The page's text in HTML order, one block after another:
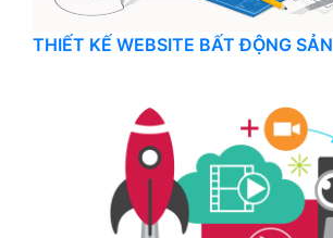
THIẾT KẾ WEBSITE BẤT ĐỘNG SẢN